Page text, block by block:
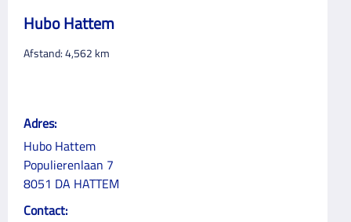
Hubo Hattem
Afstand:4,562 km
Adres:
Hubo Hattem
Populierenlaan 7
8051 DA HATTEM
Contact: